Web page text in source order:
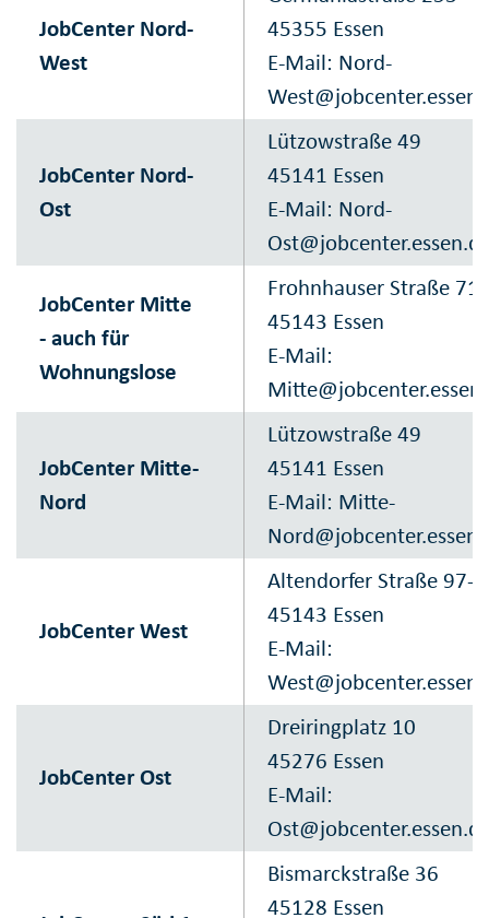
JobCenter Nord-
West
45355 Essen
E-Mail: Nord-
JobCenter Nord-
Ost
Lützowstraße 49
45141 Essen
E-Mail: Nord-
JobCenter Mitte
- auch für
Wohnungslose
Frohnhauser Straße 71
45143 Essen
E-Mail:
JobCenter Mitte-
Nord
Lützowstraße 49
45141 Essen
E-Mail: Mitte-
JobCenter West
Altendorfer Straße 97-
45143 Essen
E-Mail:
JobCenter Ost
Dreiringplatz 10
45276 Essen
E-Mail:
Bismarckstraße 36
45128 Essen